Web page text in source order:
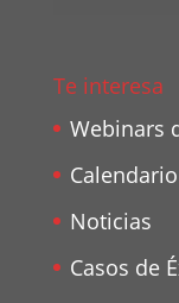
Te interesa
Webinars
Noticias
Casos de